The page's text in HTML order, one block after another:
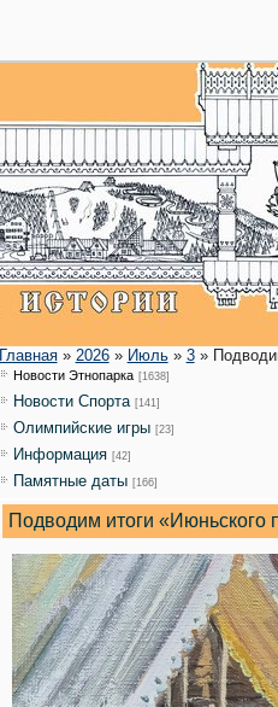
Главная» 2026 » Июль » 3»
Новости Этнопарка [1638]
Новости Cпорта [141]
Олимпийские игры [23]
Информация [42]
Памятные даты [166]
Подводим итоги «Июньского